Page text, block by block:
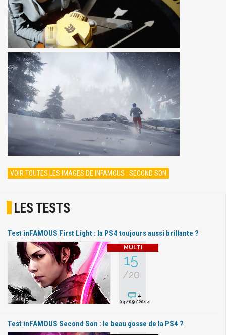
VOIR TOUTES LES IMAGES DE INFAMOUS : SECOND SON
LES TESTS
Test inFAMOUS First Light : la PS4 toujours aussi brillante ?
15
/20
4
04/09/2014
Test inFAMOUS Second Son : le beau gosse de la PS4 ?